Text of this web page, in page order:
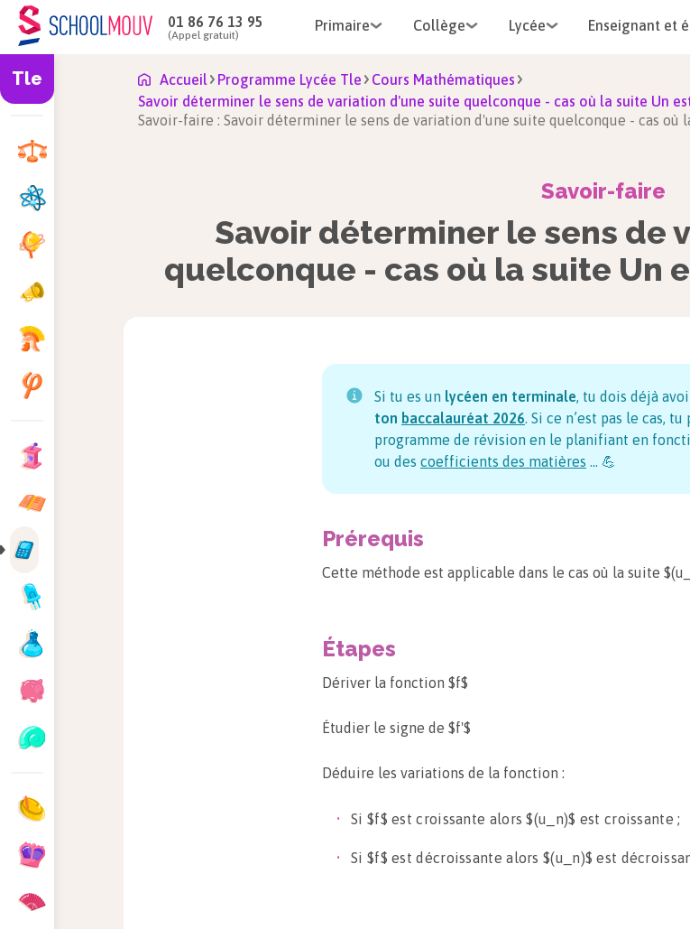
01 86 76 13 95
(Appel gratuit)
Primaire Collège Lycée Enseignant et
Tle Accueil Programme Lycée Tle
Cours Mathématiques
Savoir déterminer le sens de variation d'une suite quelconque - cas où la suite Un
Savoir-faire : Savoir déterminer le sens de variation d'une suite quelconque - cas où
Savoir-faire
Savoir déterminer le sens de
quelconque - cas où la suite Un
Si tu es un lycéen en terminale, tu dois déjà
ton baccalauréat 2026. Si ce n’est pas le cas,
programme de révision en le planifiant en
ou des coefficients des matières … 💪
Prérequis
Cette méthode est applicable dans le cas où la suite
Étapes
Dériver la fonction $f$
Étudier le signe de $f'$
Déduire les variations de la fonction :
Si $f$ est croissante alors $(u_n)$ est croissante ;
Si $f$ est décroissante alors $(u_n)$ est